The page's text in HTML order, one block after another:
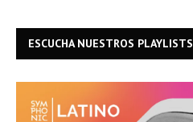
ESCUCHA NUESTROS PLAYLISTS